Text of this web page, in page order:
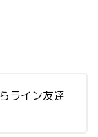
ライン友達